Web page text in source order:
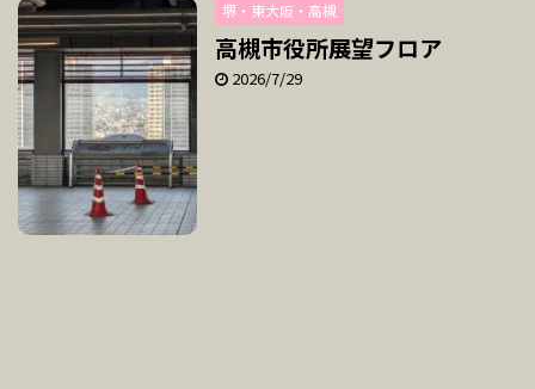
堺・東大阪・高槻
高槻市役所展望フロア
2026/7/29